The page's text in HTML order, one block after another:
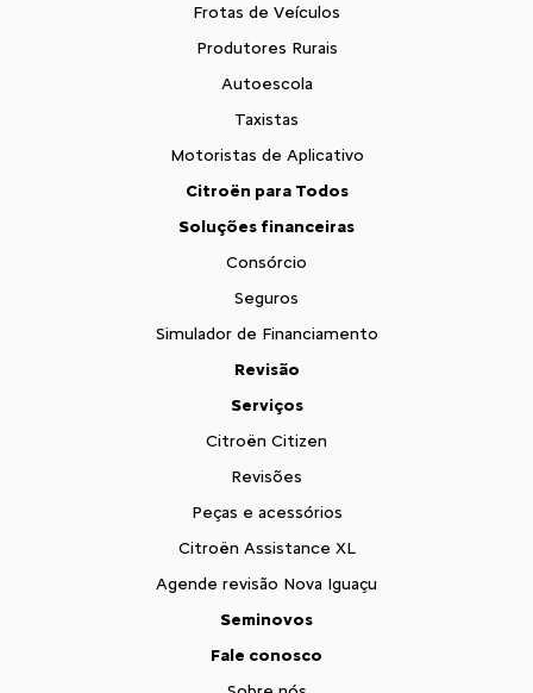
Frotas de Veículos
Produtores Rurais
Autoescola
Taxistas
Motoristas de Aplicativo
Citroën para Todos
Soluções financeiras
Consórcio
Seguros
Simulador de Financiamento
Revisão
Serviços
Citroën Citizen
Revisões
Peças e acessórios
Citroën Assistance XL
Agende revisão Nova Iguaçu
Seminovos
Fale conosco